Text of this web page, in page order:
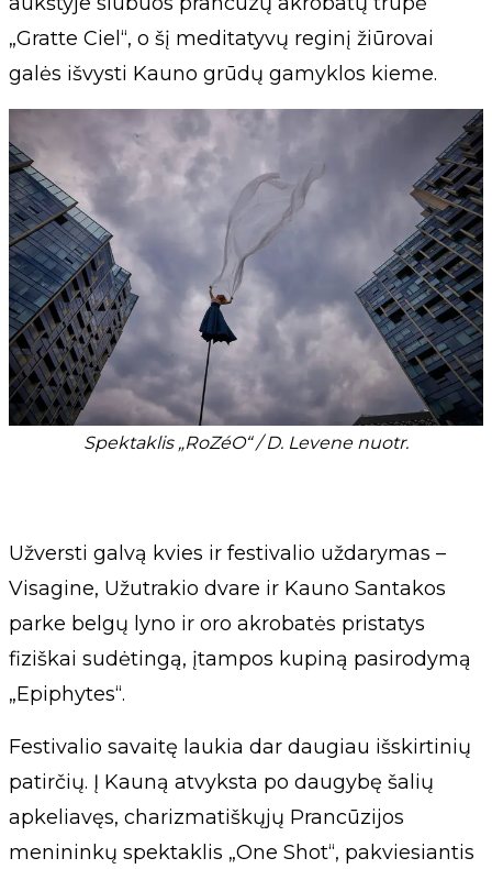
„Gratte Ciel“, o šį meditatyvų reginį žiūrovai
galės išvysti Kauno grūdų gamyklos kieme.
Spektaklis „RoZéO“ / D. Levene nuotr.
Užversti galvą kvies ir festivalio uždarymas –
Visagine, Užutrakio dvare ir Kauno Santakos
parke belgų lyno ir oro akrobatės pristatys
fiziškai sudėtingą, įtampos kupiną pasirodymą
„Epiphytes“.
Festivalio savaitę laukia dar daugiau išskirtinių
patirčių. Į Kauną atvyksta po daugybę šalių
apkeliavęs, charizmatiškųjų Prancūzijos
menininkų spektaklis „One Shot“, pakviesiantis